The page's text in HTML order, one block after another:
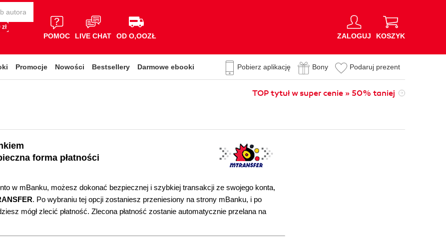
POMOC LIVE CHAT OD O,OOZŁ ZALOGUJ KOSZYK
Promocje Nowości Bestsellery Darmowe ebooki Pobierz aplikację Bony Podaruj prezent
TOP tytuł w super cenie » 50% taniej
forma płatności
w mBanku, możesz dokonać bezpiecznej i szybkiej transakcji ze swojego konta,
. Po wybraniu tej opcji zostaniesz przeniesiony na strony mBanku, i po
mógł zlecić płatność. Zlecona płatność zostanie automatycznie przelana na